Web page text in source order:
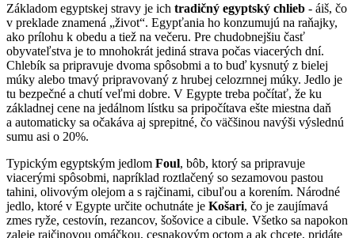
Základom egyptskej stravy je ich tradičný egyptský chlieb - áiš, čo
v preklade znamená „život“. Egypťania ho konzumujú na raňajky,
ako prílohu k obedu a tiež na večeru. Pre chudobnejšiu časť
obyvateľstva je to mnohokrát jediná strava počas viacerých dní.
Chlebík sa pripravuje dvoma spôsobmi a to buď kysnutý z bielej
múky alebo tmavý pripravovaný z hrubej celozrnnej múky. Jedlo je
tu bezpečné a chutí veľmi dobre. V Egypte treba počítať, že ku
základnej cene na jedálnom lístku sa pripočítava ešte miestna daň
a automaticky sa očakáva aj sprepitné, čo väčšinou navýši výslednú
sumu asi o 20%.
Typickým egyptským jedlom Foul, bôb, ktorý sa pripravuje
viacerými spôsobmi, napríklad roztlačený so sezamovou pastou
tahini, olivovým olejom a s rajčinami, cibuľou a korením. Národné
jedlo, ktoré v Egypte určite ochutnáte je Košari, čo je zaujímavá
zmes ryže, cestovín, rezancov, šošovice a cibule. Všetko sa napokon
zaleje rajčinovou omáčkou, cesnakovým octom a ak chcete, pridáte